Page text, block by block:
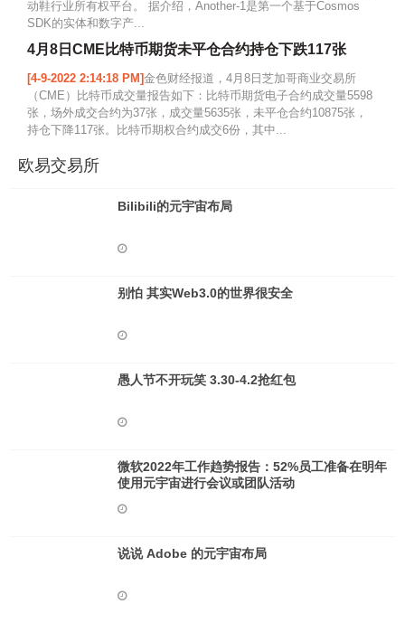
动鞋行业所有权平台。 据介绍，Another-1是第一个基于Cosmos
SDK的实体和数字产...
4月8日CME比特币期货未平仓合约持仓下跌117张
[4-9-2022 2:14:18 PM]金色财经报道，4月8日芝加哥商业交易所
（CME）比特币成交量报告如下：比特币期货电子合约成交量5598
张，场外成交合约为37张，成交量5635张，未平仓合约10875张，
持仓下降117张。比特币期权合约成交6份，其中...
欧易交易所
Bilibili的元宇宙布局
别怕 其实Web3.0的世界很安全
愚人节不开玩笑 3.30-4.2抢红包
微软2022年工作趋势报告：52%员工准备在明年
使用元宇宙进行会议或团队活动
说说 Adob​​e 的元宇宙布局